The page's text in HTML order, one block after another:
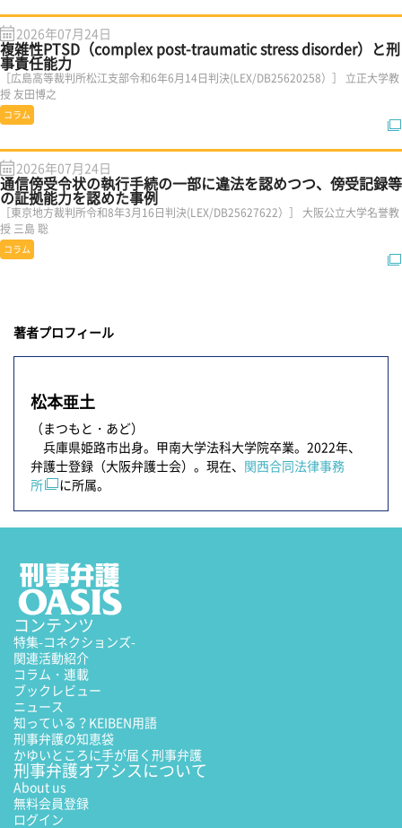
2026年07月24日
複雑性PTSD（complex post-traumatic stress disorder）と刑
事責任能力
［広島高等裁判所松江支部令和6年6月14日判決(LEX/DB25620258）］ 立正大学教
授 友田博之
コラム
2026年07月24日
通信傍受令状の執行手続の一部に違法を認めつつ、傍受記録等
の証拠能力を認めた事例
［東京地方裁判所令和8年3月16日判決(LEX/DB25627622）］ 大阪公立大学名誉教
授 三島 聡
コラム
著者プロフィール
松本亜土
（まつもと・あど）
兵庫県姫路市出身。甲南大学法科大学院卒業。2022年、
弁護士登録（大阪弁護士会）。現在、 関西合同法律事務
所
に所属。
コンテンツ
特集-コネクションズ-
関連活動紹介
コラム・連載
ブックレビュー
ニュース
知っている？KEIBEN用語
刑事弁護の知恵袋
かゆいところに手が届く刑事弁護
刑事弁護オアシスについて
About us
無料会員登録
ログイン